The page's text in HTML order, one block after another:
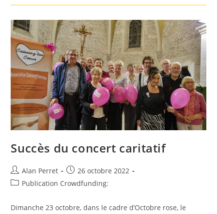
Rapporte
Succès du concert caritatif
Auteur/autrice
de
Alan Perret
Post
published:
26 octobre 2022
PostPublication Crowdfunding:
Dimanche 23 octobre, dans le cadre d’Octobre rose, le